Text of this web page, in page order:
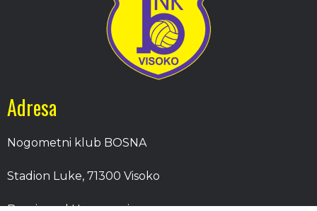
Adresa
Nogometni klub BOSNA
Stadion Luke, 71300 Visoko